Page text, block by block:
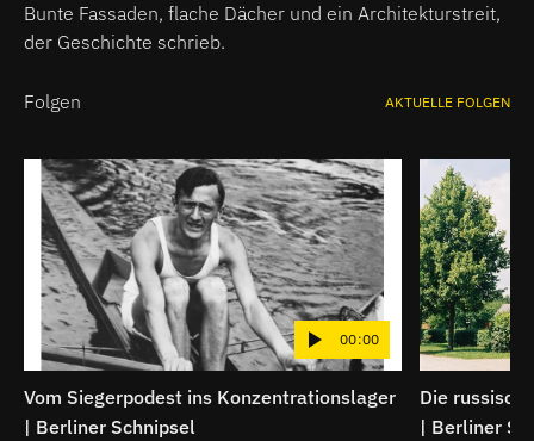
Schnipsel
Bunte Fassaden, flache Dächer und ein Architekturstreit,
der Geschichte schrieb.
Folgen AKTUELLE FOLGEN
00:00
Vom Siegerpodest ins Konzentrationslager
| Berliner Schnipsel
Die
| Berliner